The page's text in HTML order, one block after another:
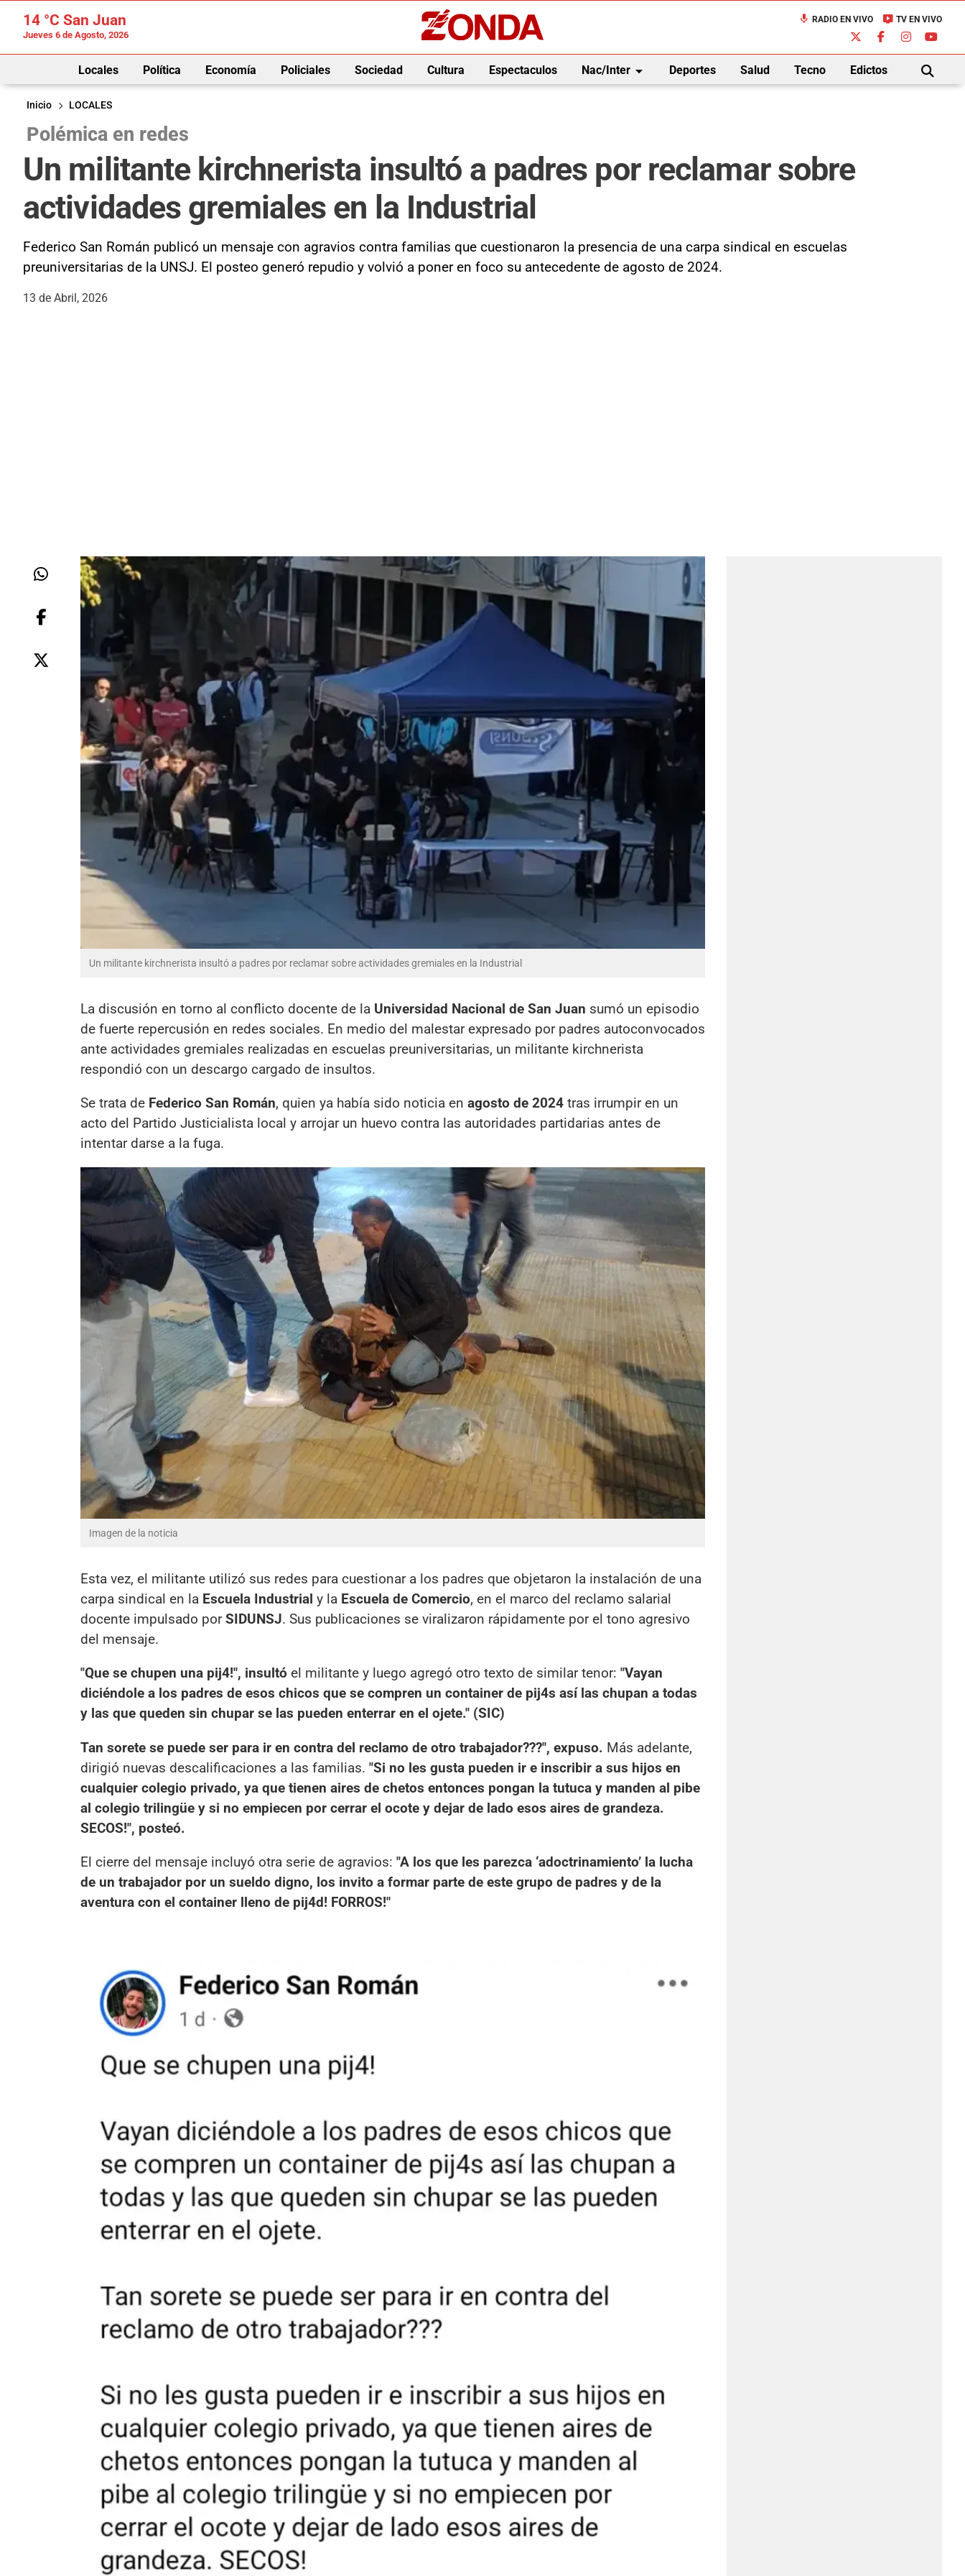
14 °C San Juan
Jueves 6 de Agosto, 2026
mic RADIO EN VIVO live_tv TV EN VIVO
Locales Política Economía Policiales Sociedad Cultura Espectaculos Nac/Interarrow_drop_down Deportes Salud Tecno Edictos
BUSCAR
Inicio
LOCALES
Polémica en redes
Un militante kirchnerista insultó a padres por reclamar sobre
actividades gremiales en la Industrial
Federico San Román publicó un mensaje con agravios contra familias que cuestionaron la presencia de una carpa sindical en escuelas
preuniversitarias de la UNSJ. El posteo generó repudio y volvió a poner en foco su antecedente de agosto de 2024.
13 de Abril, 2026
Un militante kirchnerista insultó a padres por reclamar sobre actividades gremiales en la Industrial
La discusión en torno al conflicto docente de la Universidad Nacional de San Juan sumó un episodio
de fuerte repercusión en redes sociales. En medio del malestar expresado por padres autoconvocados
ante actividades gremiales realizadas en escuelas preuniversitarias, un militante kirchnerista
respondió con un descargo cargado de insultos.
Se trata de Federico San Román, quien ya había sido noticia en agosto de 2024 tras irrumpir en un
acto del Partido Justicialista local y arrojar un huevo contra las autoridades partidarias antes de
intentar darse a la fuga.
Imagen de la noticia
Esta vez, el militante utilizó sus redes para cuestionar a los padres que objetaron la instalación de una
carpa sindical en la Escuela Industrial y la Escuela de Comercio, en el marco del reclamo salarial
docente impulsado porSIDUNSJ. Sus publicaciones se viralizaron rápidamente por el tono agresivo
del mensaje.
"Que se chupen una pij4!", insultó el militante y luego agregó otro texto de similar tenor: "Vayan
diciéndole a los padres de esos chicos que se compren un container de pij4s así las chupan a todas
y las que queden sin chupar se las pueden enterrar en el ojete." (SIC)
Tan sorete se puede ser para ir en contra del reclamo de otro trabajador???", expuso. Más adelante,
dirigió nuevas descalificaciones a las familias. "Si no les gusta pueden ir e inscribir a sus hijos en
cualquier colegio privado, ya que tienen aires de chetos entonces pongan la tutuca y manden al pibe
al colegio trilingüe y si no empiecen por cerrar el ocote y dejar de lado esos aires de grandeza.
SECOS!", posteó.
El cierre del mensaje incluyó otra serie de agravios: "A los que les parezca ‘adoctrinamiento’ la lucha
de un trabajador por un sueldo digno, los invito a formar parte de este grupo de padres y de la
aventura con el container lleno de pij4d! FORROS!"